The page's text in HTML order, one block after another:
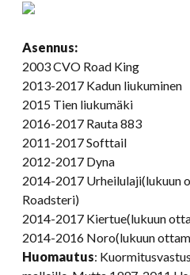
Asennus:
2003 CVO Road King
2013-2017 Kadun liukuminen
2015 Tien liukumäki
2016-2017 Rauta 883
2011-2017 Softtail
2012-2017 Dyna
2014-2017 Urheilulaji(lukuun
Roadsteri)
2014-2017 Kiertue(lukuun
2014-2016 Noro(lukuun
Huomautus: